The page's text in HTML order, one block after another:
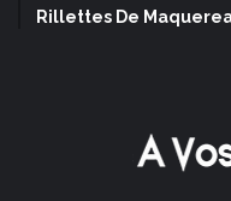
Rillettes De